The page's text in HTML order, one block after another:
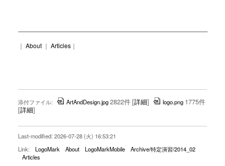
｜ About｜ Articles｜
添付ファイル: ArtAndDesign.jpg2822件[詳細] logo.png 1775件
[詳細]
Last-modified: 2026-07-28 (火) 16:53:21
Link:
LogoMark About LogoMarkMobile
Archive/特定演習/2014_02
Articles